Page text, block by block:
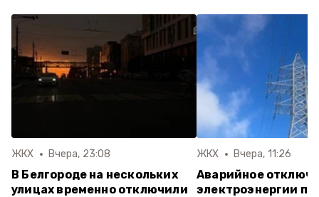
ЖКХ Вчера, 23:08
В Белгороде на нескольких
улицах временно отключили
ЖКХ Вчера, 11:26
Аварийное
электроэнергии